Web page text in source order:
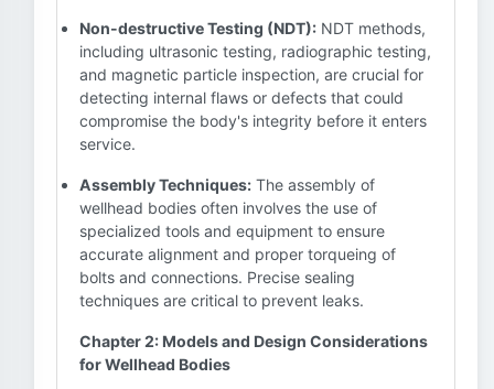
Non-destructive Testing (NDT): NDT methods,
including ultrasonic testing, radiographic testing,
and magnetic particle inspection, are crucial for
detecting internal flaws or defects that could
compromise the body's integrity before it enters
service.
Assembly Techniques: The assembly of
wellhead bodies often involves the use of
specialized tools and equipment to ensure
accurate alignment and proper torqueing of
bolts and connections. Precise sealing
techniques are critical to prevent leaks.
Chapter 2: Models and Design Considerations
for Wellhead Bodies